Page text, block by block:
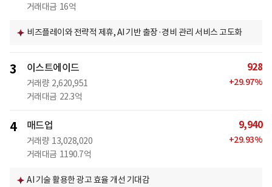
거래대금 16억
비즈플레이와 전략적 제휴, AI 기반 출장·경비 관리 서비스 고도화
3 이스트에이드
거래량 2,620,951
거래대금 22.3억
928
+29.97%
4 매드업
거래량 13,028,020
거래대금 1190.7억
9,940
+29.93%
AI 기술 활용한 광고 효율 개선 기대감